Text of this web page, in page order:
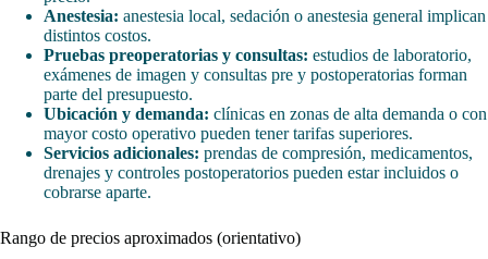
Anestesia: anestesia local, sedación o anestesia general implican
distintos costos.
Pruebas preoperatorias y consultas: estudios de laboratorio,
exámenes de imagen y consultas pre y postoperatorias forman
parte del presupuesto.
Ubicación y demanda: clínicas en zonas de alta demanda o con
mayor costo operativo pueden tener tarifas superiores.
Servicios adicionales: prendas de compresión, medicamentos,
drenajes y controles postoperatorios pueden estar incluidos o
cobrarse aparte.
Rango de precios aproximados (orientativo)